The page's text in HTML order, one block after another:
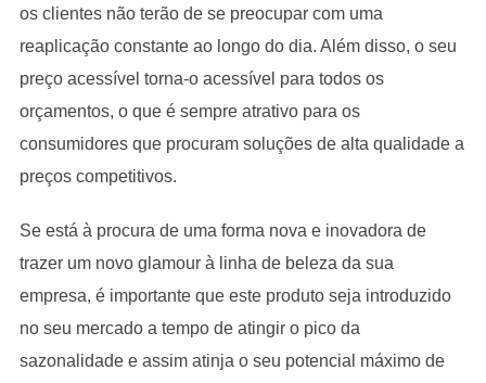
os clientes não terão de se preocupar com uma
reaplicação constante ao longo do dia. Além disso, o seu
preço acessível torna-o acessível para todos os
orçamentos, o que é sempre atrativo para os
consumidores que procuram soluções de alta qualidade a
preços competitivos.
Se está à procura de uma forma nova e inovadora de
trazer um novo glamour à linha de beleza da sua
empresa, é importante que este produto seja introduzido
no seu mercado a tempo de atingir o pico da
sazonalidade e assim atinja o seu potencial máximo de